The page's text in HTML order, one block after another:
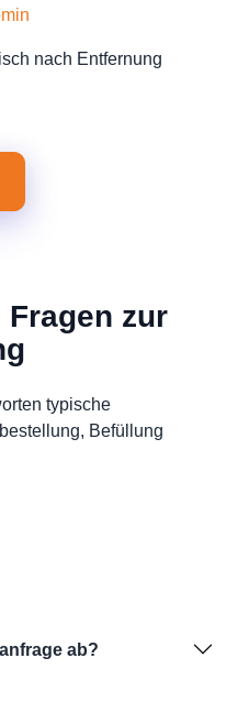
nach Entfernung
zur
typische
Befüllung
ab?